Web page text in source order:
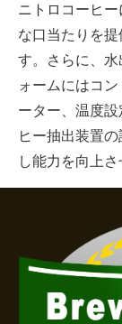
ニトロコーヒ
な口当たりを
す。さらに、
ォームにはコ
ーター、温度
ヒー抽出装置
し能力を向上